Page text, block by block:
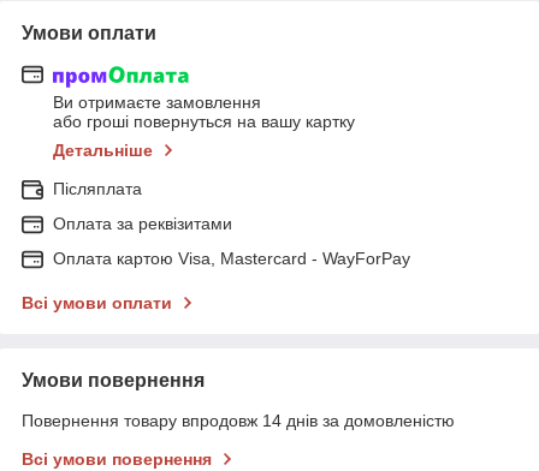
Умови оплати
Ви отримаєте замовлення
або гроші повернуться на вашу картку
Детальніше
Післяплата
Оплата за реквізитами
Оплата картою Visa, Mastercard - WayForPay
Всі умови оплати
Умови повернення
Повернення товару впродовж 14 днів за домовленістю
Всі умови повернення